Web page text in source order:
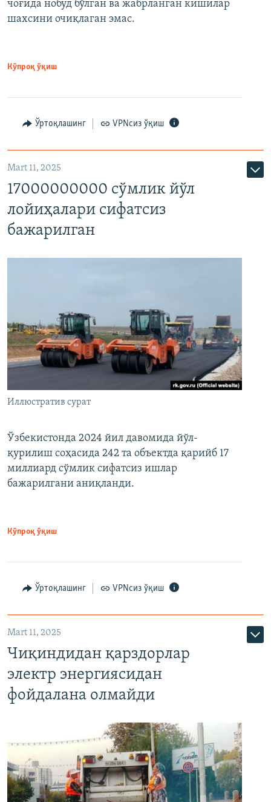
чоғида нобуд бўлган ва жабрланган кишилар
шахсини очиқлаган эмас.
Кўпроқ ўқиш
Ўртоқлашинг VPNсиз ўқиш
Mart 11, 2025
17000000000 сўмлик йўл
лойиҳалари сифатсиз
бажарилган
Иллюстратив сурат
Ўзбекистонда 2024 йил давомида йўл-
қурилиш соҳасида 242 та объектда қарийб 17
миллиард сўмлик сифатсиз ишлар
бажарилгани аниқланди.
Кўпроқ ўқиш
Ўртоқлашинг VPNсиз ўқиш
Mart 11, 2025
Чиқиндидан қарздорлар
электр энергиясидан
фойдалана олмайди